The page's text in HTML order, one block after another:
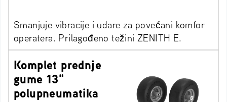
Smanjuje vibracije i udare za povećani komfor
operatera. Prilagođeno težini ZENITH E.
Komplet prednje
gume 13"
polupneumatika